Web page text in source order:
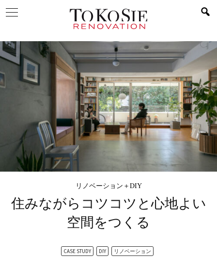
リノベーション＋DIY
住みながらコツコツと心地よい
空間をつくる
CASE STUDY DIY リノベーション